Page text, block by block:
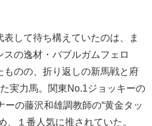
して待ち構えていたのは、ま
の逸材・バブルガムフェロ
ものの、折り返しの新馬戦と府
実力馬。関東No.1ジョッキーの
ーの藤沢和雄調教師の“黄金タッ
、１番人気に推されていた。